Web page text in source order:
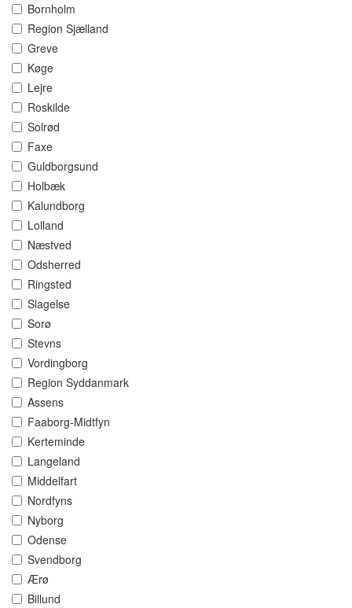
Bornholm
Region Sjælland
Greve
Køge
Lejre
Roskilde
Solrød
Faxe
Guldborgsund
Holbæk
Kalundborg
Lolland
Næstved
Odsherred
Ringsted
Slagelse
Sorø
Stevns
Vordingborg
Region Syddanmark
Assens
Faaborg-Midtfyn
Kerteminde
Langeland
Middelfart
Nordfyns
Nyborg
Odense
Svendborg
Ærø
Billund